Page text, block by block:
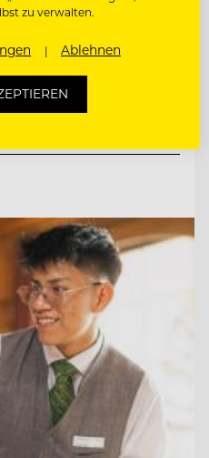
zu verwalten.
Ablehnen